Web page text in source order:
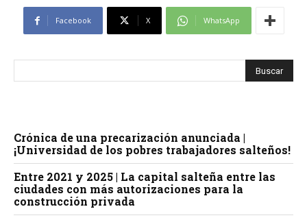
Facebook X WhatsApp
Crónica de una precarización anunciada |
¡Universidad de los pobres trabajadores salteños!
Entre 2021 y 2025 | La capital salteña entre las
ciudades con más autorizaciones para la
construcción privada